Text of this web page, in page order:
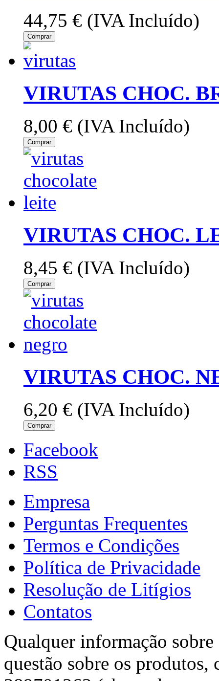
44,75 € (IVA Incluído)
Comprar
VIRUTAS CHOC.
8,00 € (IVA Incluído)
Comprar
VIRUTAS CHOC.
8,45 € (IVA Incluído)
Comprar
VIRUTAS CHOC.
6,20 € (IVA Incluído)
Comprar
Facebook
RSS
Empresa
Perguntas Frequentes
Termos e Condições
Política de Privacidade
Resolução de Litígios
Contatos
Qualquer informação
questão sobre os